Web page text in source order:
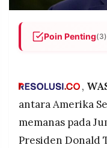
Poin Penting(3)
dengan Trump
regional.
Protes dimulai
,
antara Amerika
memanas pada
Presiden Donald